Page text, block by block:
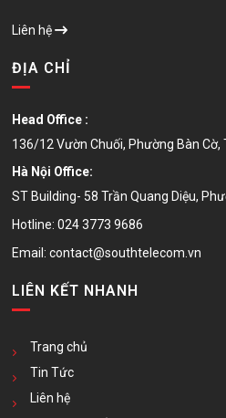
Liên hệ
ĐỊA CHỈ
Head Office :
136/12 Vườn Chuối, Phường Bàn Cờ,
Hà Nội Office:
ST Building- 58 Trần Quang Diệu,
Hotline:024 3773 9686
Email:contact@southtelecom.vn
LIÊN KẾT NHANH
Trang chủ
Tin Tức
Liên hệ